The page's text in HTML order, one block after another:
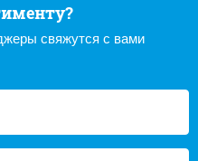
свяжутся с вами